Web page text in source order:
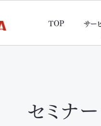
TOP サー
セミナ